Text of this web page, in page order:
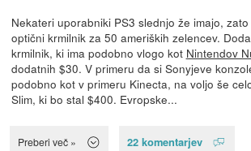
Nekateri uporabniki PS3 slednjo že imajo,
optični krmilnik za 50 ameriških zelencev.
krmilnik, ki ima podobno vlogo kot Nintendov
dodatnih $30. V primeru da si Sonyjeve
podobno kot v primeru Kinecta, na voljo še
Slim, ki bo stal $400. Evropske...
Preberi več » 22 komentarjev